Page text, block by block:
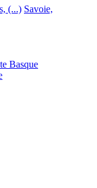
(...) Savoie,
Basque